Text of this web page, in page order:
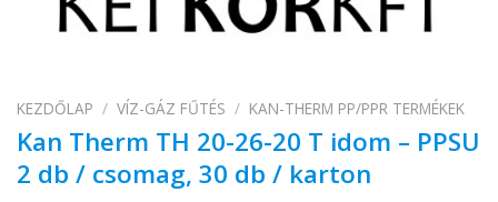
KEZDŐLAP / VÍZ-GÁZ FŰTÉS / KAN-THERM PP/PPR TERMÉKEK
Kan Therm TH 20-26-20 T idom – PPSU
2 db / csomag, 30 db / karton